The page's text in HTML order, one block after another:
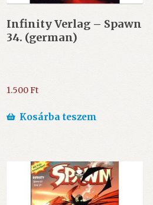
Infinity Verlag – Spawn
34. (german)
1.500Ft
Kosárba teszem